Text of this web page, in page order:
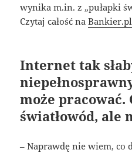
wynika m.in. z „pułapki
Czytaj całość naBankier.pl
Internet tak
może pracować.
światłowód, ale
– Naprawdę nie wiem, co